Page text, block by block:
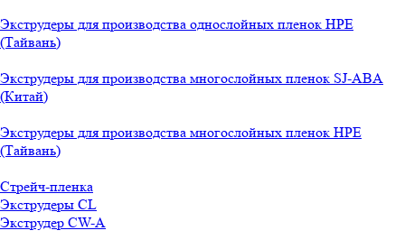
Экструдеры для производства однослойных пленок HPE
(Тайвань)
Экструдеры для производства многослойных пленок SJ-ABA
(Китай)
Экструдеры для производства многослойных пленок HPE
(Тайвань)
Стрейч-пленка
Экструдеры CL
Экструдер CW-A